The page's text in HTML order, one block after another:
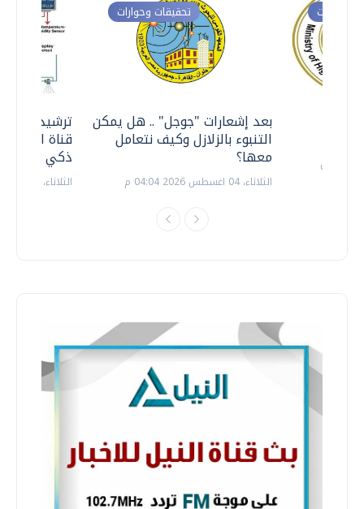
ترشيدا
قناة
ذكي
الثلاثاء، 14 يوليو 2026 06:11 م
تحقيقات وحوارات
بعد إشعارات "جوجل" .. هل يمكن
التنبوء بالزلازل وكيف نتعامل
معها؟
الثلاثاء، 04 اغسطس 2026 04:04 م
وحوارات